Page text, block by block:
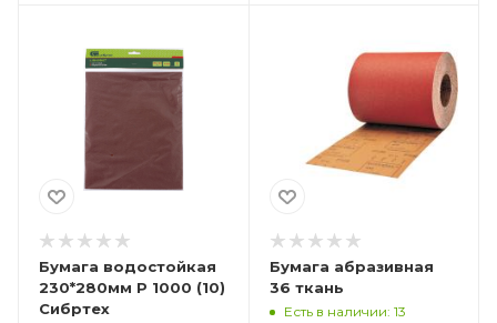
Бумага водостойкая
230*280мм Р 1000 (10)
Сибртех
Бумага абразивная
36 ткань
Есть в наличии: 13